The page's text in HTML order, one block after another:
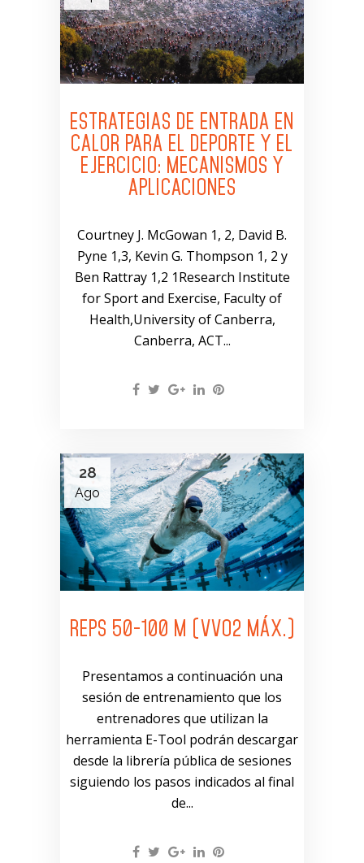
ESTRATEGIAS DE ENTRADA EN
CALOR PARA EL DEPORTE Y EL
EJERCICIO: MECANISMOS Y
APLICACIONES
Courtney J. McGowan 1, 2, David B.
Pyne 1,3, Kevin G. Thompson 1, 2 y
Ben Rattray 1,2 1Research Institute
for Sport and Exercise, Faculty of
Health,University of Canberra,
Canberra, ACT...
28
Ago
REPS 50-100 M (VVO2 MÁX.)
Presentamos a continuación una
sesión de entrenamiento que los
entrenadores que utilizan la
herramienta E-Tool podrán descargar
desde la librería pública de sesiones
siguiendo los pasos indicados al final
de...